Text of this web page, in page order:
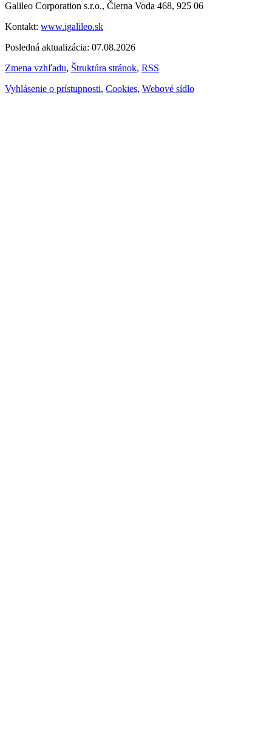
Galileo Corporation s.r.o., Čierna Voda 468, 925 06
Kontakt: www.igalileo.sk
Posledná aktualizácia: 07.08.2026
Zmena vzhľadu, Štruktúra stránok, RSS
Vyhlásenie o prístupnosti, Cookies, Webové sídlo